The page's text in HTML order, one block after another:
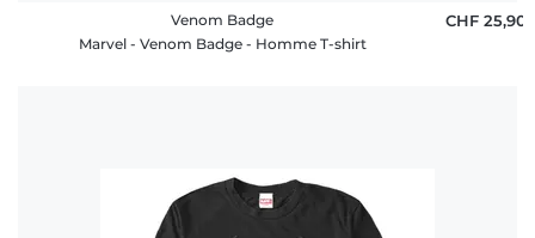
Venom Badge
Marvel - Venom Badge - Homme T-shirt
CHF 25,90